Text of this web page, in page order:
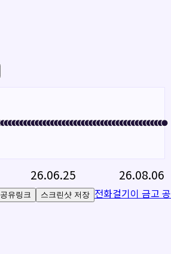
26.06.25 26.08.06
공유링크 스크린샷 저장 전화걸기이 금고 공